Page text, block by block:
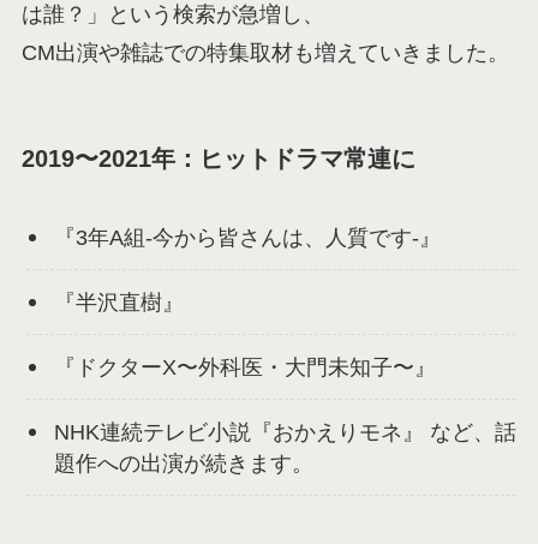
は誰？」という検索が急増し、
CM出演や雑誌での特集取材も増えていきました。
2019〜2021年：ヒットドラマ常連に
『3年A組-今から皆さんは、人質です-』
『半沢直樹』
『ドクターX〜外科医・大門未知子〜』
NHK連続テレビ小説『おかえりモネ』 など、話
題作への出演が続きます。